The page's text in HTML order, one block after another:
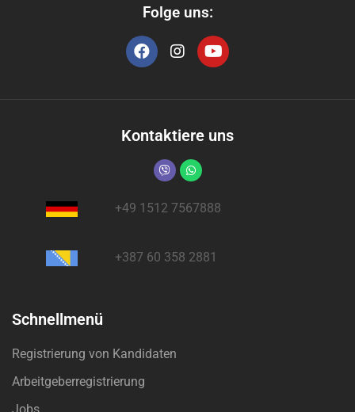
Folge uns:
Kontaktiere uns
+49 1512 7567888
+387 60 358 2881
Schnellmenü
Registrierung von Kandidaten
Arbeitgeberregistrierung